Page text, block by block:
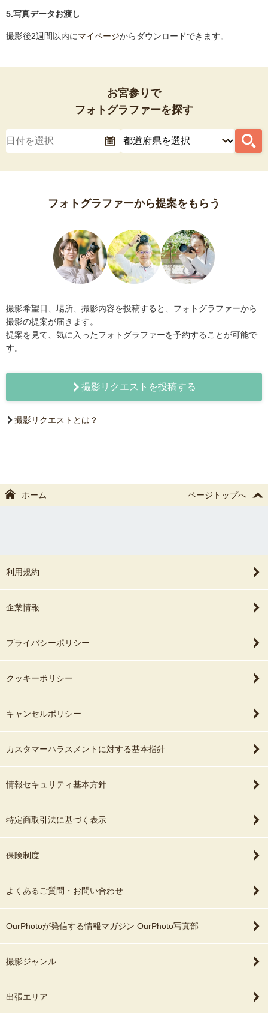
5.写真データお渡し
撮影後2週間以内にマイページからダウンロードできます。
お宮参りで
フォトグラファーを探す
フォトグラファーから提案をもらう
撮影希望日、場所、撮影内容を投稿すると、フォトグラファーから
撮影の提案が届きます。
提案を見て、気に入ったフォトグラファーを予約することが可能で
す。
撮影リクエストを投稿する
撮影リクエストとは？
ホーム ページトップへ
利用規約
企業情報
プライバシーポリシー
クッキーポリシー
キャンセルポリシー
カスタマーハラスメントに対する基本指針
情報セキュリティ基本方針
特定商取引法に基づく表示
保険制度
よくあるご質問・お問い合わせ
OurPhotoが発信する情報マガジン OurPhoto写真部
撮影ジャンル
出張エリア